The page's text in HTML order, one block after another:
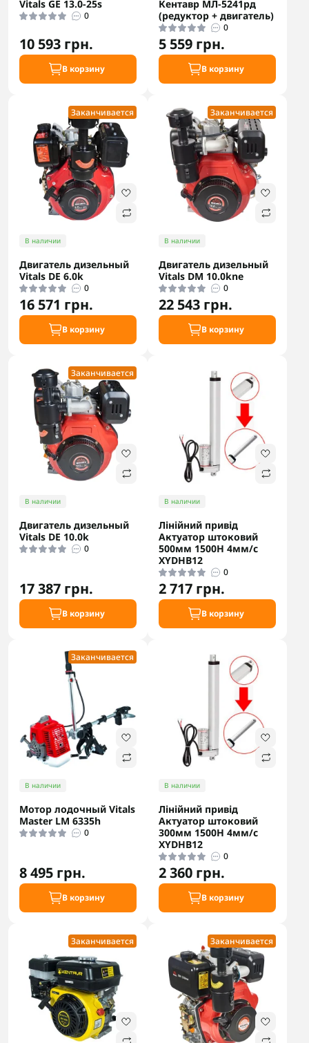
Vitals GE 13.0-25s
0
10 593 грн.
В корзину
Кентавр МЛ-5241рд
(редуктор + двигатель)
0
5 559 грн.
В корзину
Заканчивается
В наличии
Двигатель дизельный
Vitals DE 6.0k
0
16 571 грн.
В корзину
Заканчивается
В наличии
Двигатель дизельный
Vitals DM 10.0kne
0
22 543 грн.
В корзину
Заканчивается
В наличии
Двигатель дизельный
Vitals DE 10.0k
0
17 387 грн.
В корзину
В наличии
Лінійний привід
Актуатор штоковий
500мм 1500Н 4мм/c
XYDHB12
0
2 717 грн.
В корзину
Заканчивается
В наличии
Мотор лодочный Vitals
Master LM 6335h
0
8 495 грн.
В корзину
В наличии
Лінійний привід
Актуатор штоковий
300мм 1500Н 4мм/c
XYDHB12
0
2 360 грн.
В корзину
Заканчивается Заканчивается